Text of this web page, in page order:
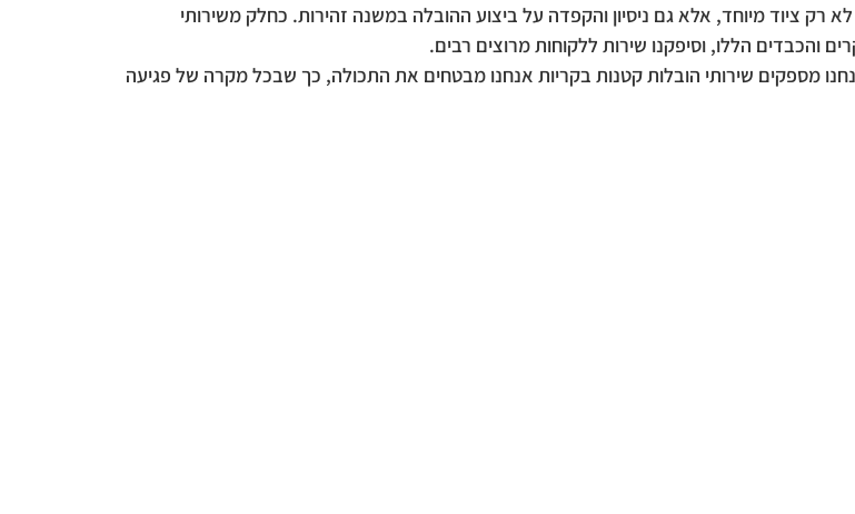
רק ציוד מיוחד, אלא גם ניסיון והקפדה על ביצוע ההובלה במשנה זהירות. כחלק משירותי
והכבדים הללו, וסיפקנו שירות ללקוחות מרוצים רבים.
מספקים שירותי הובלות קטנות בקריות אנחנו מבטחים את התכולה, כך שבכל מקרה של פגיעה